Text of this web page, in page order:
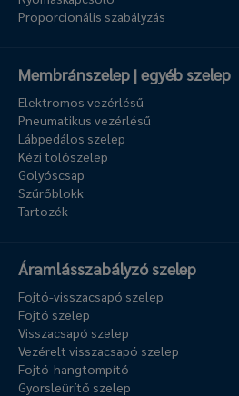
Proporcionális szabályzás
Membránszelep | egyéb szelep
Elektromos vezérlésű
Pneumatikus vezérlésű
Lábpedálos szelep
Kézi tolószelep
Golyóscsap
Szűrőblokk
Tartozék
Áramlásszabályzó szelep
Fojtó-visszacsapó szelep
Fojtó szelep
Visszacsapó szelep
Vezérelt visszacsapó szelep
Fojtó-hangtompító
Gyorsleürítő szelep